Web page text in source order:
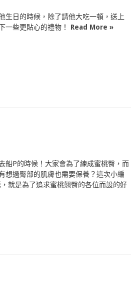
生日的時候，除了請他大吃一頓，送上
一些更貼心的禮物！ Read More »
船P的時候！大家會為了練成蜜桃臀，而
想過臀部的肌膚也需要保養？這次小編
就是為了追求蜜桃翹臀的各位而設的好